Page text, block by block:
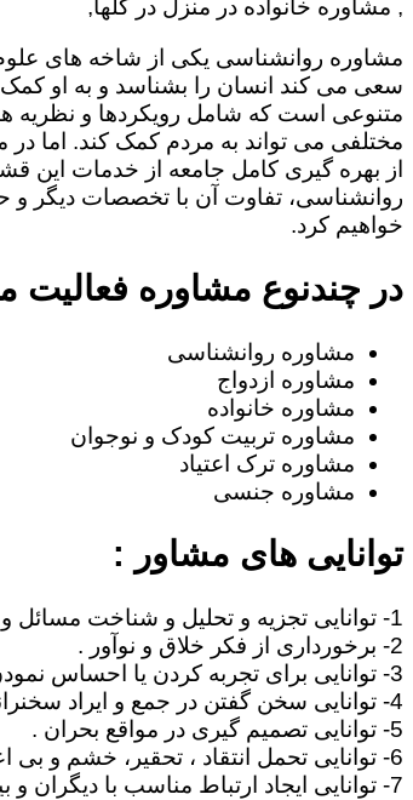
, مشاوره خانواده در منزل در گلها,
مشاوره روانشناسی یکی از شاخه های
سعی می کند انسان را بشناسد و به او
متنوعی است که شامل رویکردها و
مختلفی می تواند به مردم کمک کند. اما در
از بهره گیری کامل جامعه از خدمات این
روانشناسی، تفاوت آن با تخصصات دیگر
خواهیم کرد.
در چندنوع مشاوره فعالیت
مشاوره روانشناسی
مشاوره ازدواج
مشاوره خانواده
مشاوره تربیت کودک و نوجوان
مشاوره ترک اعتیاد
مشاوره جنسی
توانایی های مشاور :
1- توانایی تجزیه و تحلیل و شناخت مسائل و مشکلات و استنتاج مطالب .
2- برخورداری از فکر خلاق و نوآور .
3- توانایی برای تجربه کردن یا احساس نمودن همه هیجانات آدمی نظیر غم، امید ، احساس خوشبختی ، صمیمیت .
4- توانایی سخن گفتن در جمع و ایراد سخنرانی در حضور دیگران .
5- توانایی تصمیم گیری در مواقع بحران .
6- توانایی تحمل انتقاد ، تحقیر، خشم و بی اعتنایی مددجو .
7- توانایی ایجاد ارتباط مناسب با دیگران و بیان منظور و مطالب خود به طریف مقابل.